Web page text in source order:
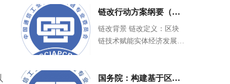
员会；是隶属中央和国家机
关工委领导、中华人民共和
国工业和信息化部业务指
构，目前有300多家会员单
链改行动方案纲要（第
一阶段）： 招募链改价
值节点，面向全社会启
链改背景 链改定义：区块
链技术赋能实体经济发展，
能提供技术、资金、培训、
国务院：构建基于区块